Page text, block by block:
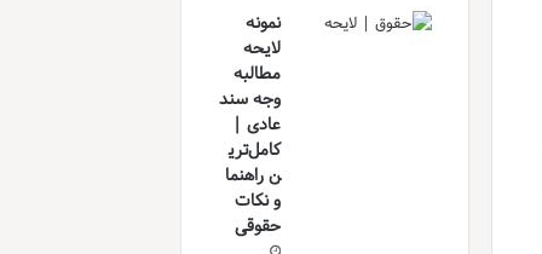
نمونه
لایحه
مطالبه
وجه سند
عادی |
کامل‌تری
ن راهنما
و نکات
حقوقی